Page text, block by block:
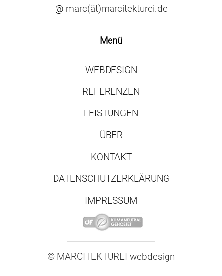
@ marc(ät)marcitekturei.de
Menü
WEBDESIGN
REFERENZEN
LEISTUNGEN
ÜBER
KONTAKT
DATENSCHUTZERKLÄRUNG
IMPRESSUM
© MARCITEKTUREI webdesign